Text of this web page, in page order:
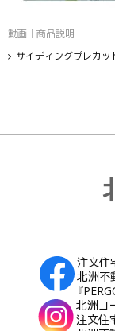
動画｜商品説明
サイディングプレカッ
フッター
注文住
北洲不
『
北洲コ
注文住